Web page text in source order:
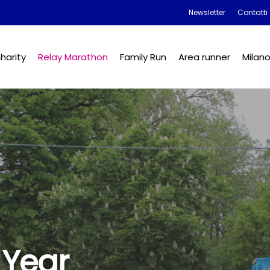
Newsletter Contatti
Relay Marathon Family Run Area runner